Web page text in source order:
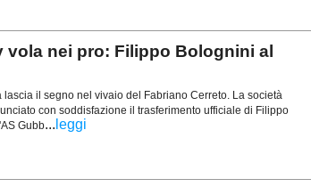
vola nei pro: Filippo Bolognini al
lascia il segno nel vivaio del Fabriano Cerreto. La società
con soddisfazione il trasferimento ufficiale di Filippo
Gubb... leggi